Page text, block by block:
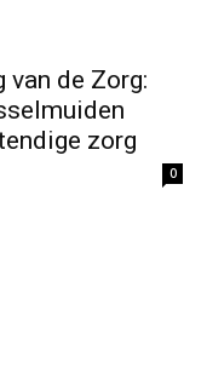
van de Zorg:
zorg
0